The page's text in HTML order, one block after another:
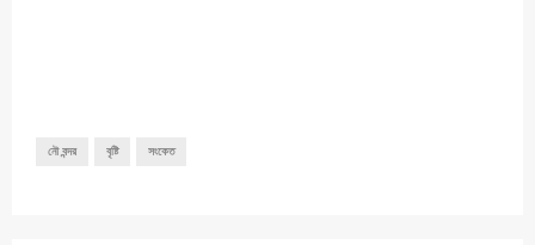
নৌ বন্দর বৃষ্টি সংকেত